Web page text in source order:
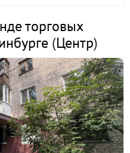
торговых
(Центр)